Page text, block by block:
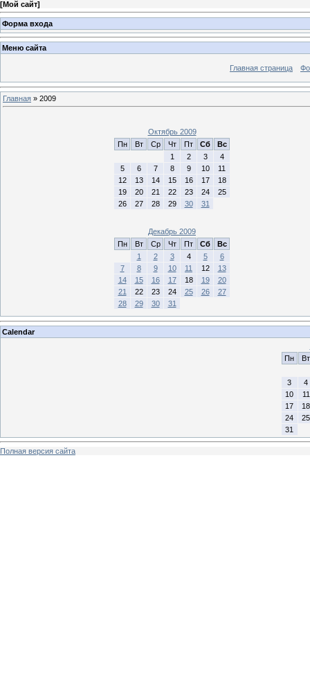
[Мой сайт]
Форма входа
Меню сайта
Главная страница
Главная » 2009
Октябрь 2009
Пн
Вт Ср Чт Пт Сб
Вс
1
2 3
4
5
6 7 8 9 10
11
12
13 14 15 16 17
18
19
20 21 22 23 24
25
26
27 28 29 30 31
Декабрь 2009
Пн
Вт Ср Чт Пт Сб
Вс
1
2 3 4 5
6
7
8 9 10 11 12
13
14
15 16 17 18 19
20
21
22 23 24 25 26
27
28
29 30 31
Calendar
Пн
Вт
3
4
10
11
17
18
24
25
31
Полная версия сайта